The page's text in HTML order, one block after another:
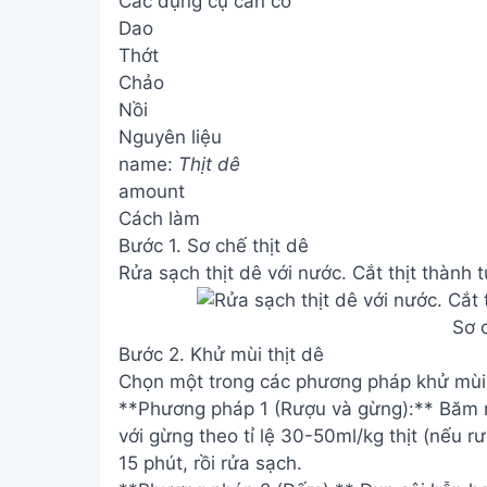
Dao
Thớt
Chảo
Nồi
Nguyên liệu
name: Thịt dê
amount
Cách làm
Bước 1. Sơ chế thịt dê
Rửa sạch thịt dê với nước. Cắt thịt thành
Sơ
Bước 2. Khử mùi thịt dê
Chọn một trong các phương pháp khử
**Phương pháp 1 (Rượu và gừng):**
với gừng theo tỉ lệ 30-50ml/kg thịt (nếu
15 phút, rồi rửa sạch.